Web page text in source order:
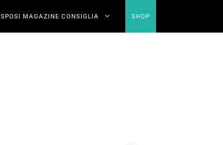
SPOSI MAGAZINE CONSIGLIA SHOP